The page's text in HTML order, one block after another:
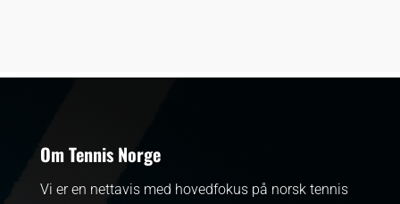
Om Tennis Norge
Vi er en nettavis med hovedfokus på norsk tennis